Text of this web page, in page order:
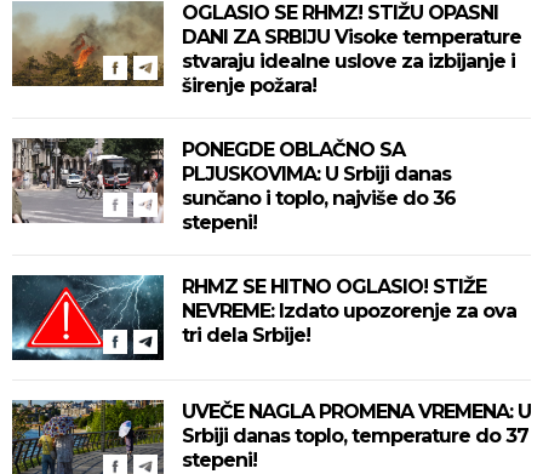
OGLASIO SE RHMZ! STIŽU OPASNI
DANI ZA SRBIJU Visoke temperature
stvaraju idealne uslove za izbijanje i
širenje požara!
PONEGDE OBLAČNO SA
PLJUSKOVIMA: U Srbiji danas
sunčano i toplo, najviše do 36
stepeni!
RHMZ SE HITNO OGLASIO! STIŽE
NEVREME: Izdato upozorenje za ova
tri dela Srbije!
UVEČE NAGLA PROMENA VREMENA: U
Srbiji danas toplo, temperature do 37
stepeni!